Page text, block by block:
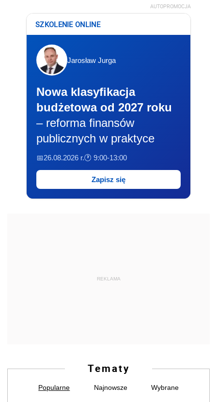
AUTOPROMOCJA
SZKOLENIE ONLINE
Jarosław Jurga
Nowa klasyfikacja
budżetowa od 2027 roku
– reforma finansów
publicznych w praktyce
📅26.08.2026 r.🕐 9:00-13:00
Zapisz się
REKLAMA
Tematy
Popularne Najnowsze Wybrane